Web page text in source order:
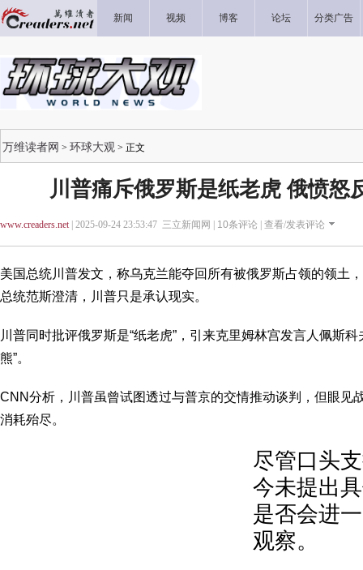
新闻 视频 博客 论坛 分类广告
万维读者网 > 环球大观 > 正文
川普痛斥俄罗斯是纸老虎 俄愤怒
www.creaders.net| 2025-09-24 23:53:47 三立新闻网 | 10条评论 | 查看/发表评论
美国总统川普发文，称乌克兰能夺回所有被俄罗斯占领的领土
总统范斯澄清，川普只是承认现实。
川普同时批评俄罗斯是“纸老虎”，引来克里姆林宫发言人佩斯
熊”。
CNN分析，川普虽曾试图透过与普京的交情推动谈判，但眼见
消耗殆尽。
尽管口头
今未提出
是否会进
观察。